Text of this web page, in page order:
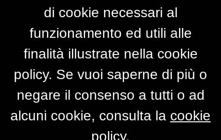
di cookie necessari al
funzionamento ed utili alle
finalità illustrate nella cookie
policy. Se vuoi saperne di più o
negare il consenso a tutti o ad
alcuni cookie, consulta la cookie
policy.